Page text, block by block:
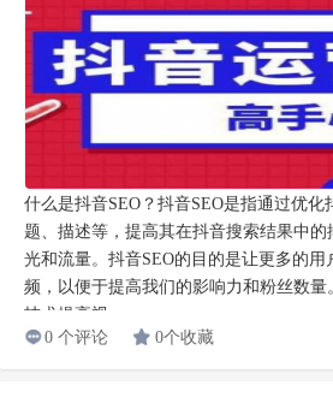
什么是抖音SEO？抖音SEO是指通过优
题、描述等，提高其在抖音搜索结果中
光和流量。抖音SEO的目的是让更多的
频，以便于提高我们的影响力和粉丝数量
技术提高视...
0 个评论
0个收藏